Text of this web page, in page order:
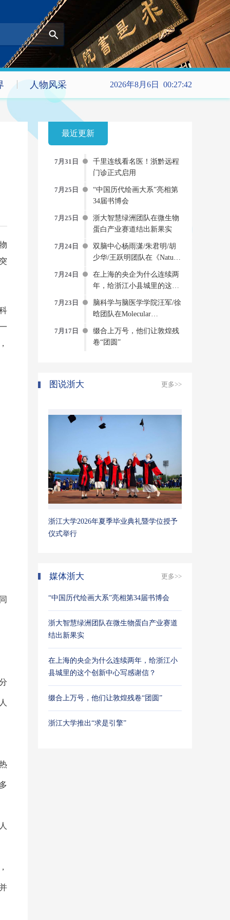
人物风采 2026年8月6日 00:27:43
最近更新
7月31日
千里连线看名医！浙黔远程
门诊正式启用
7月25日
“中国历代绘画大系”亮相第
34届书博会
7月25日
浙大智慧绿洲团队在微生物
蛋白产业赛道结出新果实
7月24日
双脑中心杨雨潇/朱君明/胡
少华/王跃明团队在《Nature
Computational Science》发文
构建侵入式脑机接口方法与
系统
7月24日
在上海的央企为什么连续两
年，给浙江小县城里的这个
创新中心写感谢信？
7月23日
脑科学与脑医学学院汪军/徐
晗团队在Molecular
Psychiatry发表研究成果揭示
压力诱发焦虑的神经环路与
分子机制
7月17日
缀合上万号，他们让敦煌残
卷“团圆”
图说浙大 更多>>
浙江大学2026年夏季毕业典礼暨学位授予
仪式举行
媒体浙大 更多>>
“中国历代绘画大系”亮相第34届书博会
浙大智慧绿洲团队在微生物蛋白产业赛道
结出新果实
在上海的央企为什么连续两年，给浙江小
县城里的这个创新中心写感谢信？
缀合上万号，他们让敦煌残卷“团圆”
浙江大学推出“求是引擎”